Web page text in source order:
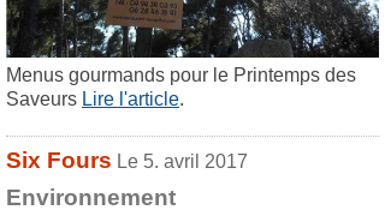
Menus gourmands pour le Printemps des
Saveurs Lire l'article.
Six Fours Le 5. avril 2017
Environnement